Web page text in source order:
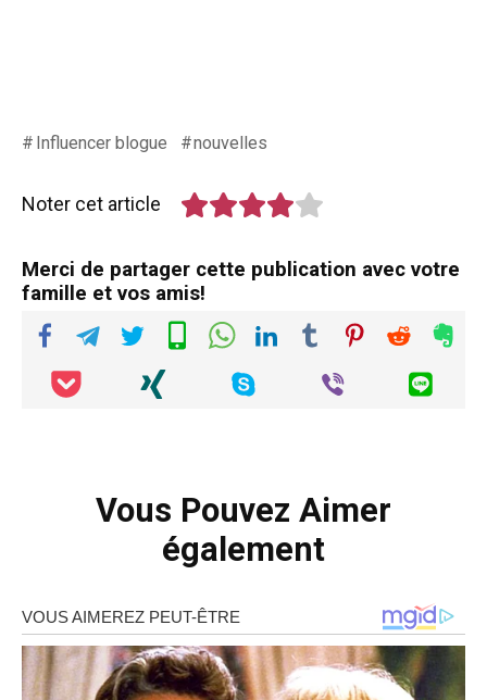
Influencer blogue nouvelles
Noter cet article
Merci de partager cette publication avec votre
famille et vos amis!
Vous Pouvez Aimer
également